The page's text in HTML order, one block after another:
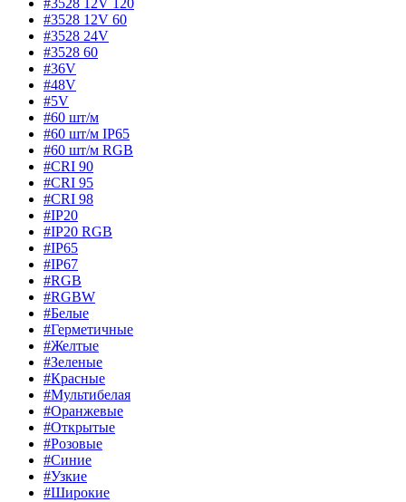
#3528 12V 120
#3528 12V 60
#3528 24V
#3528 60
#36V
#48V
#5V
#60 шт/м
#60 шт/м IP65
#60 шт/м RGB
#CRI 90
#CRI 95
#CRI 98
#IP20
#IP20 RGB
#IP65
#IP67
#RGB
#RGBW
#Белые
#Герметичные
#Желтые
#Зеленые
#Красные
#Мультибелая
#Оранжевые
#Открытые
#Розовые
#Синие
#Узкие
#Широкие